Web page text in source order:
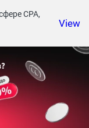
СРА,
View